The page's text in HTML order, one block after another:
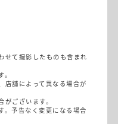
せて撮影したものも含まれ
店舗によって異なる場合が
ございます。
。予告なく変更になる場合